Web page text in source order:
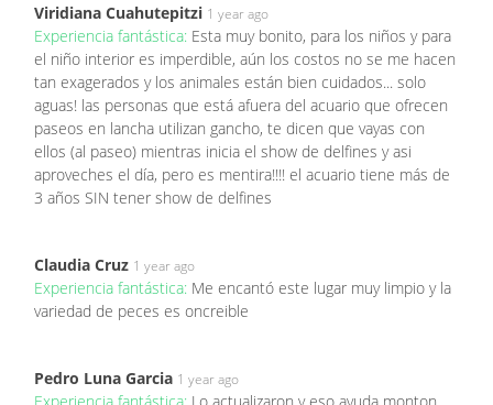
Viridiana Cuahutepitzi 1 year ago
Experiencia fantástica: Esta muy bonito, para los niños y para
el niño interior es imperdible, aún los costos no se me hacen
tan exagerados y los animales están bien cuidados... solo
aguas! las personas que está afuera del acuario que ofrecen
paseos en lancha utilizan gancho, te dicen que vayas con
ellos (al paseo) mientras inicia el show de delfines y asi
aproveches el día, pero es mentira!!!! el acuario tiene más de
3 años SIN tener show de delfines
Claudia Cruz 1 year ago
Experiencia fantástica: Me encantó este lugar muy limpio y la
variedad de peces es oncreible
Pedro Luna Garcia 1 year ago
Experiencia fantástica: Lo actualizaron y eso ayuda monton